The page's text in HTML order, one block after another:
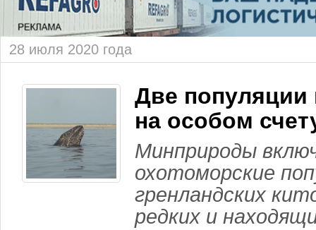
28 июля 2020 года
Две популяции
на особом
Минприроды
охотоморские
гренландских
редких и